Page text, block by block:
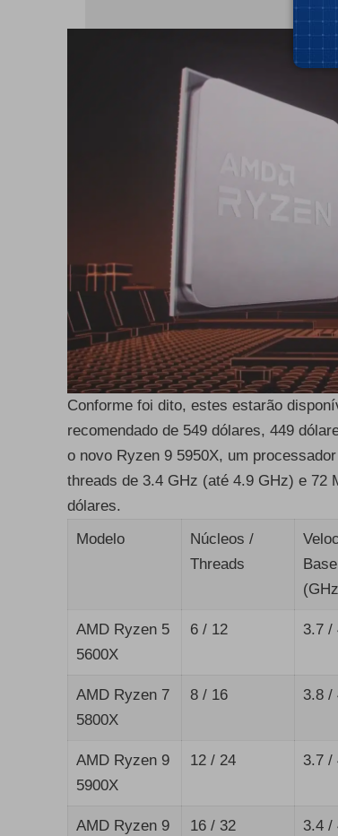
Conforme foi dito, estes estarão
recomendado de 549 dólares, 449
o novo Ryzen 9 5950X, um
threads de 3.4 GHz (até 4.9 GHz) e 72
dólares.
Modelo
Núcleos /
Threads
AMD Ryzen 5
5600X
6 / 12 3.7 /
AMD Ryzen 7
5800X
8 / 16 3.8 /
AMD Ryzen 9
5900X
12 / 24 3.7 /
AMD Ryzen 9
16 / 32 3.4 /